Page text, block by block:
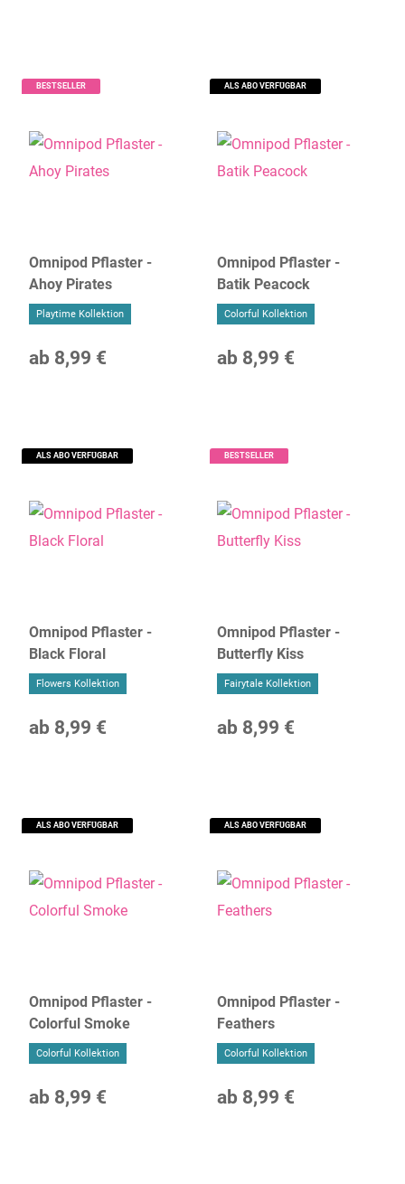
BESTSELLER
Omnipod Pflaster -
Ahoy Pirates
Playtime Kollektion
ab 8,99 €
ALS ABO VERFÜGBAR
Omnipod Pflaster -
Batik Peacock
Colorful Kollektion
ab 8,99 €
ALS ABO VERFÜGBAR
Omnipod Pflaster -
Black Floral
Flowers Kollektion
ab 8,99 €
BESTSELLER
Omnipod Pflaster -
Butterfly Kiss
Fairytale Kollektion
ab 8,99 €
ALS ABO VERFÜGBAR
Omnipod Pflaster -
Colorful Smoke
Colorful Kollektion
ab 8,99 €
ALS ABO VERFÜGBAR
Omnipod Pflaster -
Feathers
Colorful Kollektion
ab 8,99 €